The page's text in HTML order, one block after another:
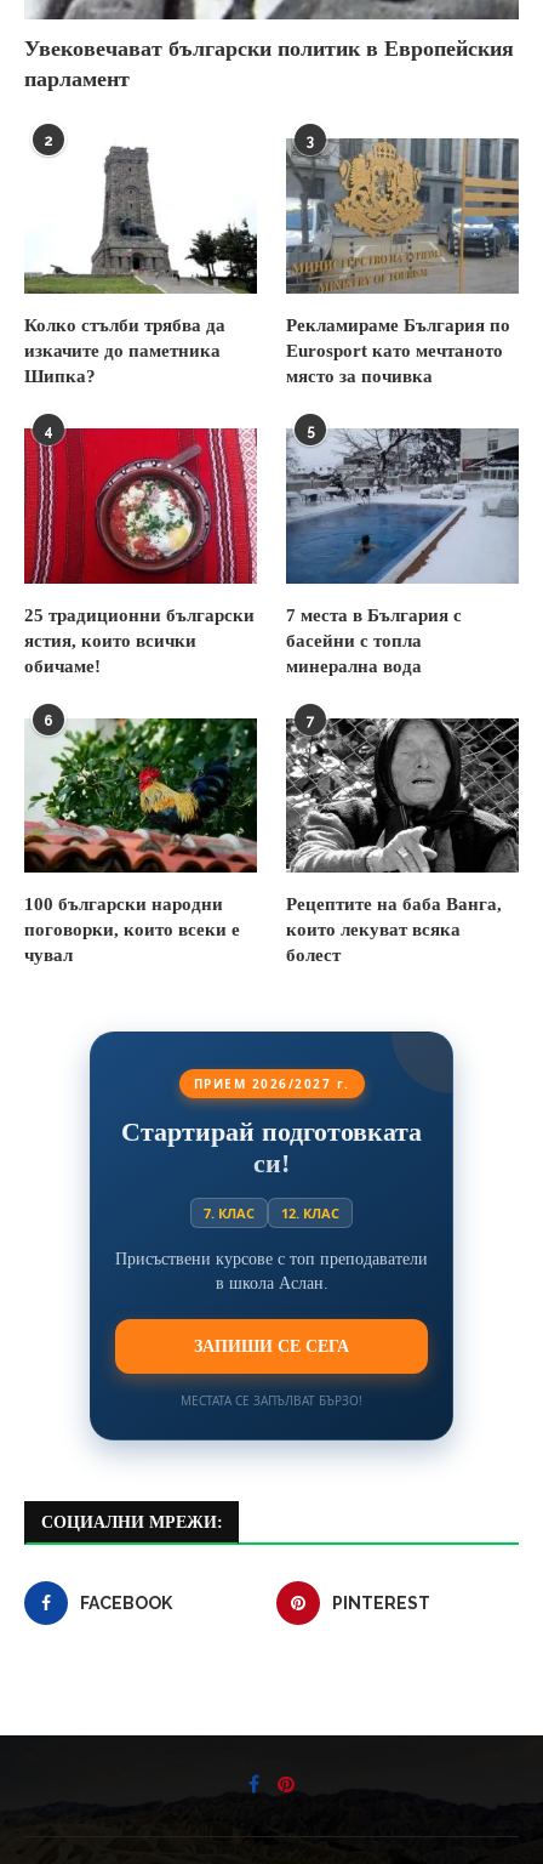
Увековечават български политик в Европейския
парламент
2
Колко стълби трябва да
изкачите до паметника
Шипка?
3
Рекламираме България по
Eurosport като мечтаното
място за почивка
4
25 традиционни български
ястия, които всички
обичаме!
5
7 места в България с
басейни с топла
минерална вода
6
100 български народни
поговорки, които всеки е
чувал
7
Рецептите на баба Ванга,
които лекуват всяка
болест
ПРИЕМ 2026/2027 г.
Стартирай подготовката
си!
7. КЛАС 12. КЛАС
Присъствени курсове с топ преподаватели
в школа Аслан.
ЗАПИШИ СЕ СЕГА
МЕСТАТА СЕ ЗАПЪЛВАТ БЪРЗО!
СОЦИАЛНИ МРЕЖИ:
FACEBOOK PINTEREST